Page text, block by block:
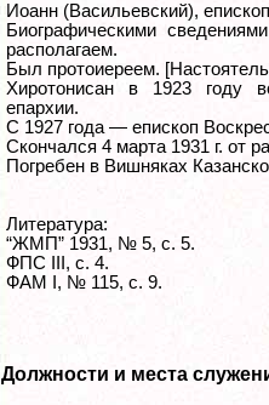
Иоанн (Васильевский),
Биографическими
располагаем.
Был протоиереем.
Хиротонисан в 1923 году
епархии.
С 1927 года — епископ
Скончался 4 марта 1931 г. от
Погребен в Вишняках
Литература:
“ЖМП” 1931, № 5, с. 5.
ФПС III, с. 4.
ФАМ I, № 115, с. 9.
Должности и места